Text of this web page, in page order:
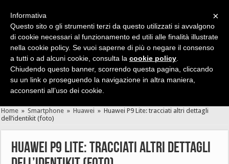
Cerca velocemente news, recensioni, guide, app, giochi ...
Home » Smartphone » Huawei » Huawei P9 Lite: tracciati altri dettagli
dell’identikit (foto)
Huawei P9 Lite: tracciati altri dettagli
×
Informativa
Questo sito o gli strumenti terzi da questo utilizzati si avvalgono
di cookie necessari al funzionamento ed utili alle finalità illustrate
nella cookie policy. Se vuoi saperne di più o negare il consenso
a tutti o ad alcuni cookie, consulta la cookie policy
Chiudendo questo banner, scorrendo questa pagina, cliccando
su un link o proseguendo la navigazione in altra maniera,
acconsenti all’uso dei cookie.